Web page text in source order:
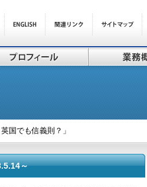
国でも信義則？」
～